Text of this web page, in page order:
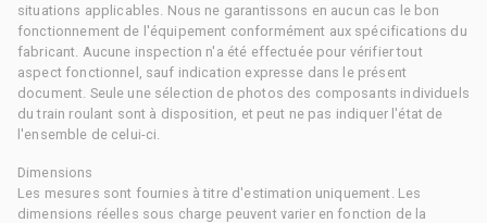
situations applicables. Nous ne garantissons en aucun cas le bon
fonctionnement de l'équipement conformément aux spécifications du
fabricant. Aucune inspection n'a été effectuée pour vérifier tout
aspect fonctionnel, sauf indication expresse dans le présent
document. Seule une sélection de photos des composants individuels
du train roulant sont à disposition, et peut ne pas indiquer l'état de
l'ensemble de celui-ci.
Dimensions
Les mesures sont fournies à titre d'estimation uniquement. Les
dimensions réelles sous charge peuvent varier en fonction de la